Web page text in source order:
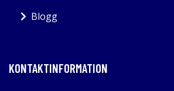
Blogg
KONTAKTINFORMATION